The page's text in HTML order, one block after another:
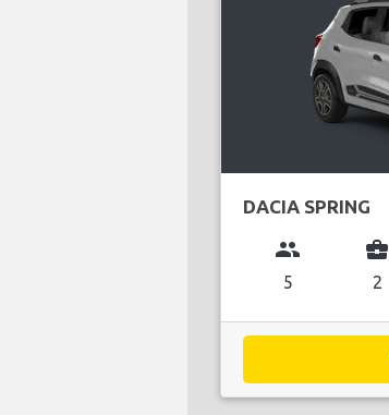
DACIA SPRING
group
5
business_center
2